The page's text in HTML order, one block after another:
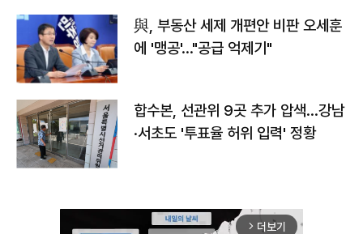
與, 부동산 세제 개편안 비판 오세훈
에 '맹공'…"공급 억제기"
합수본, 선관위 9곳 추가 압색…강남
·서초도 '투표율 허위 입력' 정황
arrow_forward_ios 더보기